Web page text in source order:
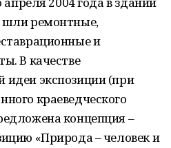
шли ремонтные,
и
В качестве
идеи экспозиции (при
краеведческого
концепция –
«Природа – человек и